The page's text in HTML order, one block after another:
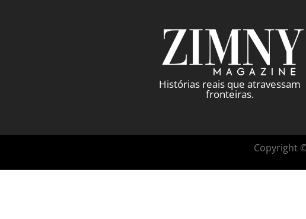
Histórias reais que atravessam
fronteiras.
Copyright